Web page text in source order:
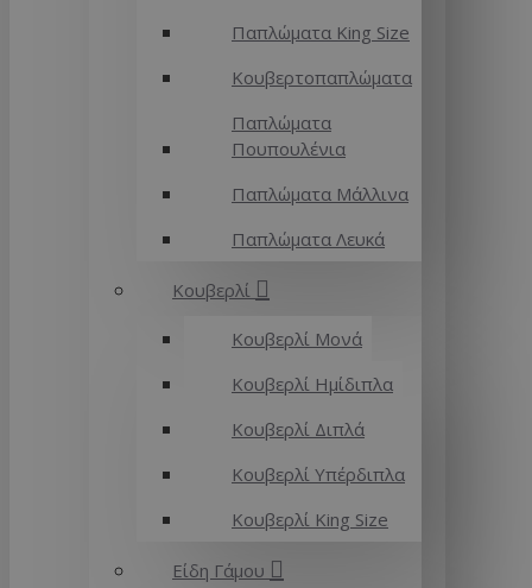
Παπλώματα King Size
Κουβερτοπαπλώματα
Παπλώματα
Πουπουλένια
Παπλώματα Μάλλινα
Παπλώματα Λευκά
Κουβερλί
Κουβερλί Μονά
Κουβερλί Ημίδιπλα
Κουβερλί Διπλά
Κουβερλί Υπέρδιπλα
Κουβερλί King Size
Είδη Γάμου